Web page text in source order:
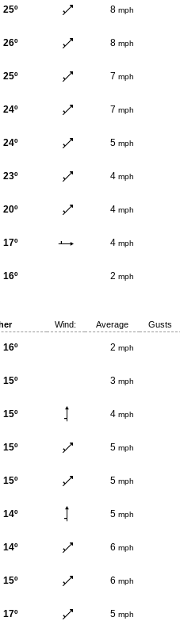
25º 8 mph
26º 8 mph
25º 7 mph
24º 7 mph
24º 5 mph
23º 4 mph
20º 4 mph
17º 4 mph
16º 2 mph
Wind: Average Gusts
16º 2 mph
15º 3 mph
15º 4 mph
15º 5 mph
15º 5 mph
14º 5 mph
14º 6 mph
15º 6 mph
17º 5 mph